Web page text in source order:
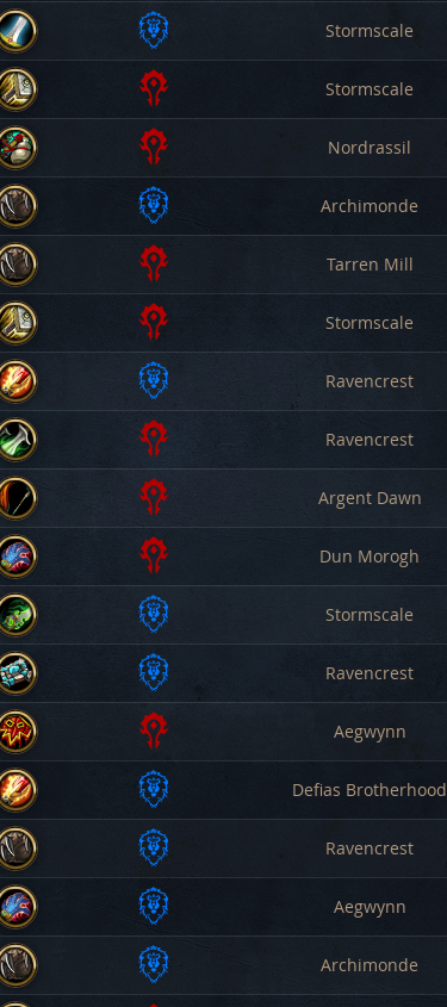
Mago Orda
Guerriero Alleanza
Stormscale
Paladina Orda
Stormscale
Monaco Orda
Nordrassil
Druida Alleanza
Archimonde
Druida Orda
Tarren Mill
Paladina Orda
Stormscale
Maga Alleanza
Ravencrest
Ladra Orda
Ravencrest
Cacciatore Orda
Argent Dawn
Evocatrice Orda
Dun Morogh
Cacciatrice di Demoni
Alleanza
Stormscale
Sacerdotessa Alleanza
Ravencrest
Sciamana Orda
Aegwynn
Maga Alleanza
Defias Brotherhood
Druida Alleanza
Ravencrest
Evocatrice Alleanza
Aegwynn
Archimonde